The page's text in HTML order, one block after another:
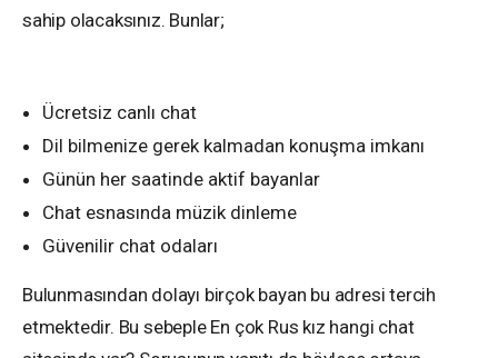
sahip olacaksınız. Bunlar;
Ücretsiz canlı chat
Dil bilmenize gerek kalmadan konuşma imkanı
Günün her saatinde aktif bayanlar
Chat esnasında müzik dinleme
Güvenilir chat odaları
Bulunmasından dolayı birçok bayan bu adresi tercih
etmektedir. Bu sebeple En çok Rus kız hangi chat